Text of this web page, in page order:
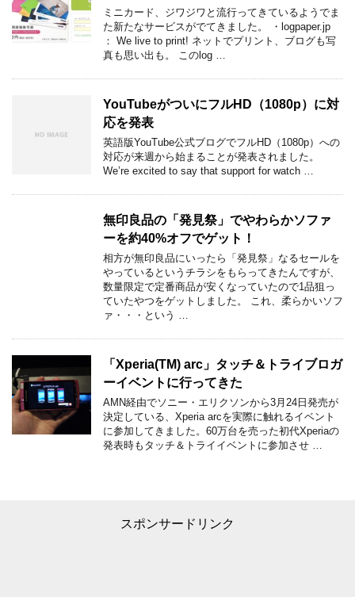
ミニカード、ジワジワと流行ってきているようでま
た新たなサービスがでてきました。 ・logpaper.jp
： We live to print! ネットでプリント、ブログも写
真も思い出も。 このlog …
YouTubeがついにフルHD（1080p）に対
応を発表
英語版YouTube公式ブログでフルHD（1080p）への
対応が来週から始まることが発表されました。
We’re excited to say that support for watch …
無印良品の「発見祭」でやわらかソファ
ーを約40%オフでゲット！
相方が無印良品にいったら「発見祭」なるセールを
やっているというチラシをもらってきたんですが、
数量限定で定番商品が安くなっていたので1品狙っ
ていたやつをゲットしました。 これ、柔らかいソフ
ァ・・・という …
「Xperia(TM) arc」タッチ＆トライブロガ
ーイベントに行ってきた
AMN経由でソニー・エリクソンから3月24日発売が
決定している、Xperia arcを実際に触れるイベント
に参加してきました。60万台を売った初代Xperiaの
発表時もタッチ＆トライイベントに参加させ …
スポンサードリンク